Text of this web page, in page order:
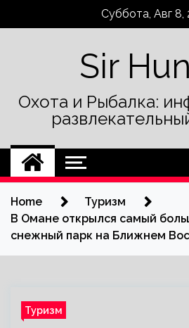
Суббота, Авг 8,
Sir
Охота и Рыбалка:
Home
Туризм
В Омане открылся самый
снежный парк на Ближнем
Туризм